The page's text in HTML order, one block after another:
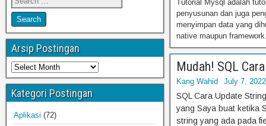
Tutorial Mysql adalah
penyusunan dan juga
menyimpan data yang
native maupun
Mudah! SQL
Kang Wahid July 7, 2022
SQL Cara Update
yang Saya buat ketika
string yang ada pada
Arsip Postingan
Kategori Postingan
Aplikasi (72)